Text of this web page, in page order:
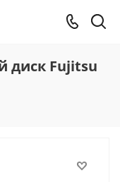
диск Fujitsu